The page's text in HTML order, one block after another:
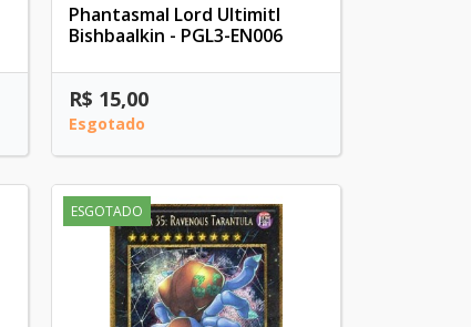
Phantasmal Lord Ultimitl
Bishbaalkin - PGL3-EN006
R$ 15,00
Esgotado
ESGOTADO